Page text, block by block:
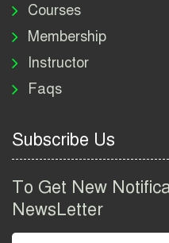
Courses
Membership
Instructor
Faqs
Subscribe Us
To Get New
NewsLetter